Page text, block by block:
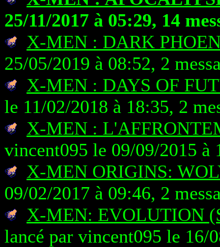
25/11/2017 à 05:29, 14
X-MEN : DARK
25/05/2019 à 08:52, 2
X-MEN : DAYS OF
le 11/02/2018 à 18:35, 2
X-MEN :
vincent095 le 09/09/2015 à
X-MEN ORIGINS:
09/02/2017 à 09:46, 2
X-MEN: EVOLUTION
lancé par vincent095 le 16/